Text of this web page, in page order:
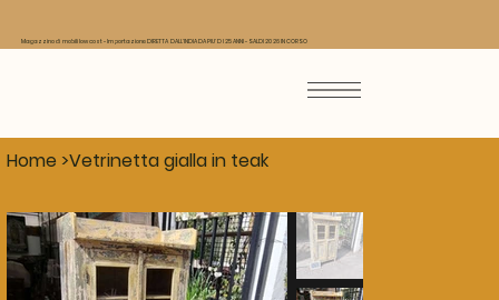
Home >Vetrinetta gialla in teak
Magazzino di mobili low cost - Importazione DIRETTA DALL'INDIA DA PIU' DI 25 ANNI - SALDI 2026 IN CORSO